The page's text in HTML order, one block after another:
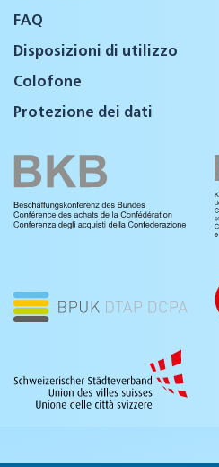
FAQ
Disposizioni di utilizzo
Colofone
Protezione dei dati